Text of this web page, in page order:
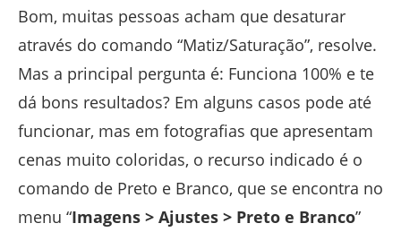
Bom, muitas pessoas acham que desaturar
através do comando “Matiz/Saturação”, resolve.
Mas a principal pergunta é: Funciona 100% e te
dá bons resultados? Em alguns casos pode até
funcionar, mas em fotografias que apresentam
cenas muito coloridas, o recurso indicado é o
comando de Preto e Branco, que se encontra no
menu “Imagens > Ajustes > Preto e Branco”